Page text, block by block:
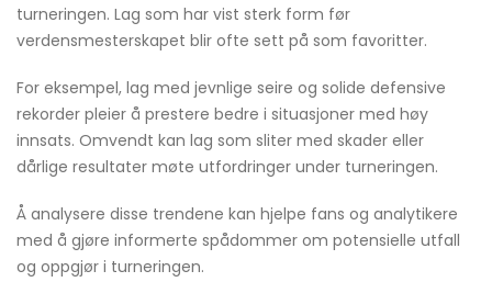
turneringen. Lag som har vist sterk form før
verdensmesterskapet blir ofte sett på som favoritter.
For eksempel, lag med jevnlige seire og solide defensive
rekorder pleier å prestere bedre i situasjoner med høy
innsats. Omvendt kan lag som sliter med skader eller
dårlige resultater møte utfordringer under turneringen.
Å analysere disse trendene kan hjelpe fans og analytikere
med å gjøre informerte spådommer om potensielle utfall
og oppgjør i turneringen.